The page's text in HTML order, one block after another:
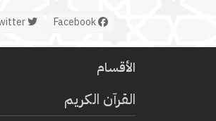
Facebook
Twitter
الأقسام
القرآن الكريم